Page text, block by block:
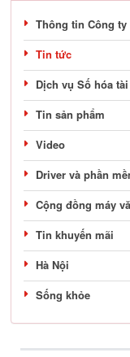
Thông tin Công ty
Tin tức
Dịch vụ Số hóa
Tin sản phẩm
Video
Driver và phần
Cộng đồng máy
Tin khuyến mãi
Hà Nội
Sống khỏe